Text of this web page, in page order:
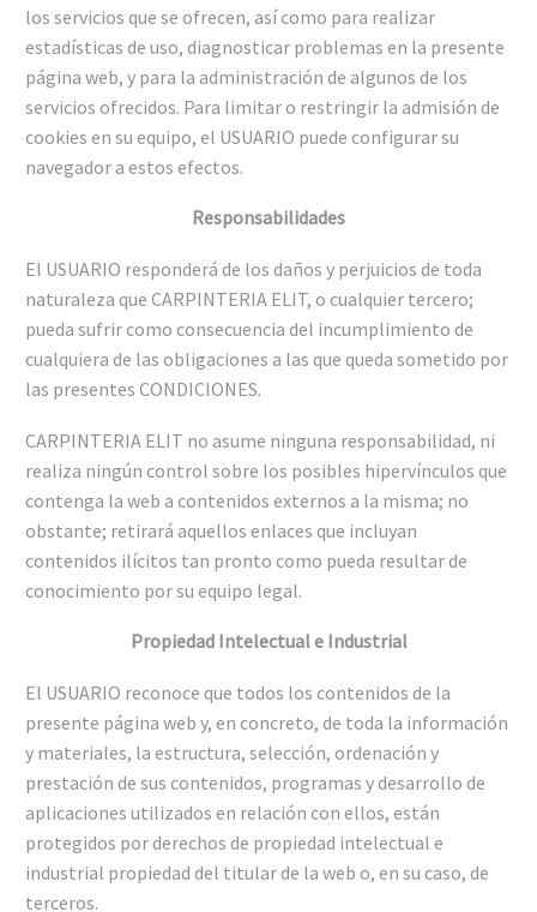
los servicios que se ofrecen, así como para realizar
estadísticas de uso, diagnosticar problemas en la presente
página web, y para la administración de algunos de los
servicios ofrecidos. Para limitar o restringir la admisión de
cookies en su equipo, el USUARIO puede configurar su
navegador a estos efectos.
Responsabilidades
El USUARIO responderá de los daños y perjuicios de toda
naturaleza que CARPINTERIA ELIT, o cualquier tercero;
pueda sufrir como consecuencia del incumplimiento de
cualquiera de las obligaciones a las que queda sometido por
las presentes CONDICIONES.
CARPINTERIA ELIT no asume ninguna responsabilidad, ni
realiza ningún control sobre los posibles hipervínculos que
contenga la web a contenidos externos a la misma; no
obstante; retirará aquellos enlaces que incluyan
contenidos ilícitos tan pronto como pueda resultar de
conocimiento por su equipo legal.
Propiedad Intelectual e Industrial
El USUARIO reconoce que todos los contenidos de la
presente página web y, en concreto, de toda la información
y materiales, la estructura, selección, ordenación y
prestación de sus contenidos, programas y desarrollo de
aplicaciones utilizados en relación con ellos, están
protegidos por derechos de propiedad intelectual e
industrial propiedad del titular de la web o, en su caso, de
terceros.